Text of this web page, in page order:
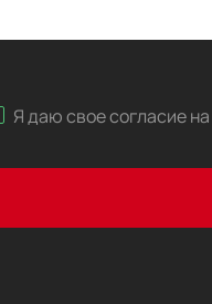
Я даю свое согласие на